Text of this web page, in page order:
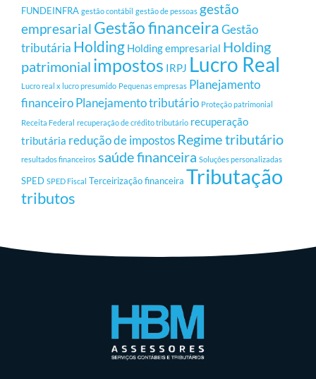
FUNDEINFRA gestão contábil gestão de pessoas gestão
empresarial Gestão financeiraGestão
tributária Holding Holding empresarial Holding
patrimonial impostos IRPJ Lucro Real
Lucro real x lucro presumido Pequenas empresas Planejamento
financeiroPlanejamento tributário Proteção patrimonial
Receita Federal recuperação de crédito tributário recuperação
tributária redução de impostos Regime tributário
resultados financeiros saúde financeira Soluções personalizadas
SPED SPED Fiscal Terceirização financeira Tributação
tributos